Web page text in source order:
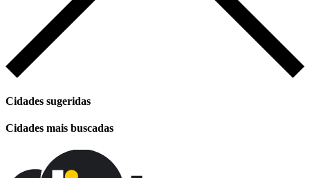
Cidades sugeridas
Cidades mais buscadas